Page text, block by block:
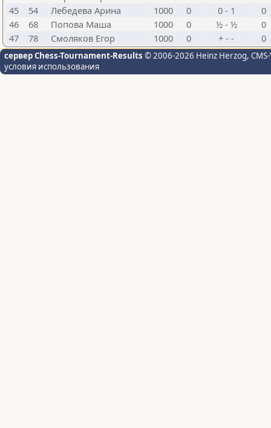
45
54 Лебедева Арина 1000 0 0 - 1
0
46
68 Попова Маша 1000 0 ½ - ½
0
47
78 Смоляков Егор 1000 0 + - - 0
сервер Chess-Tournament-Results © 2006-2026 Heinz Herzog,
условия использования